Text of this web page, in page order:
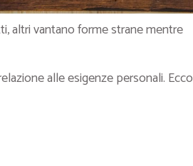
altri vantano forme strane mentre
alle esigenze personali. Ecco